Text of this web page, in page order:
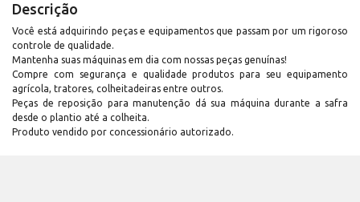
Descrição
Você está adquirindo peças e equipamentos que passam por um rigoroso
controle de qualidade.
Mantenha suas máquinas em dia com nossas peças genuínas!
Compre com segurança e qualidade produtos para seu equipamento
agrícola, tratores, colheitadeiras entre outros.
Peças de reposição para manutenção dá sua máquina durante a safra
desde o plantio até a colheita.
Produto vendido por concessionário autorizado.